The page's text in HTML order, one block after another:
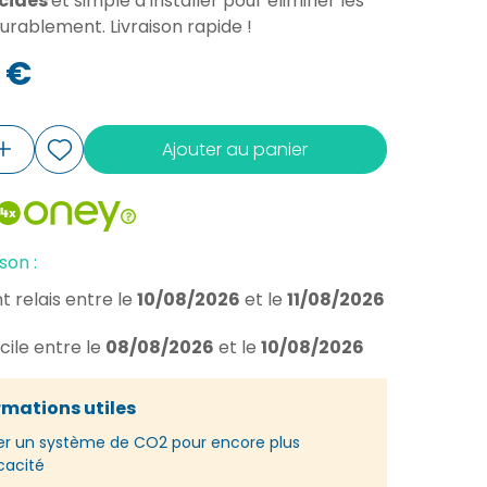
Livraison rapide !
€
Ajouter au panier
:
relais entre le 10/08/2026 et le 11/08/2026
entre le 08/08/2026 et le 10/08/2026
utiles
un système de CO2 pour encore plus